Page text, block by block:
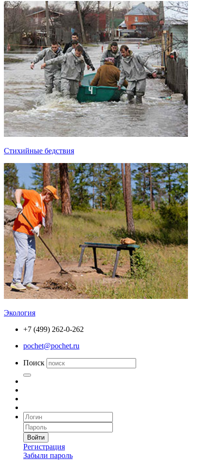
Стихийные бедствия
Экология
+7 (499) 262-0-262
pochet@pochet.ru
Поиск
Войти
Регистрация
Забыли пароль